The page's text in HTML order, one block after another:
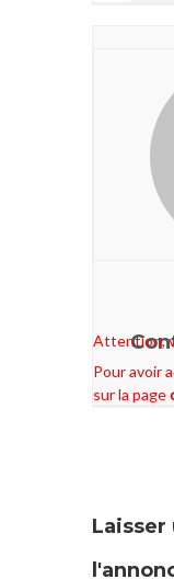
Attention,
Pour avoir
sur la page
Laisser